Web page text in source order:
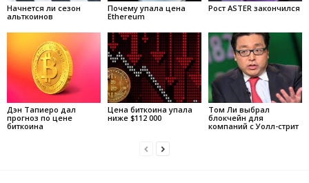
Начнется ли сезон
альткоинов
Почему упала цена
Ethereum
Рост ASTER закончился
Дэн Тапиеро дал
прогноз по цене
биткоина
Цена биткоина упала
ниже $112 000
Том Ли выбрал
блокчейн для
компаний с Уолл-стрит